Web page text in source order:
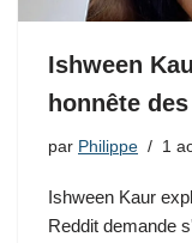
Ishween
honnête
par Philippe 1
Ishween Kaur
Reddit demande